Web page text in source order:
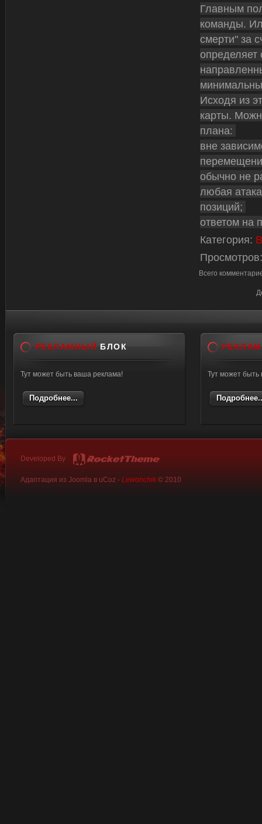
Главным
команды.
смерти" за
определяет
Исходя из
карты.
плана:
вне
обычно не
любая
позиций;
ответом на
Категория:
Просмотров
Всего
РЕКЛАМНЫЙ БЛОК
Тут может быть ваша реклама!
Подробнее...
Тут может
Developed By
Адаптация из Joomla в uCoz - Lewonchik© 2010